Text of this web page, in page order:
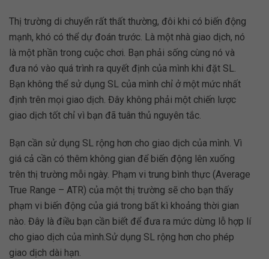
Thị trường di chuyển rất thất thường, đôi khi có biến động
mạnh, khó có thể dự đoán trước. Là một nhà giao dịch, nó
là một phần trong cuộc chơi. Bạn phải sống cùng nó và
đưa nó vào quá trình ra quyết định của mình khi đặt SL.
Bạn không thể sử dụng SL của mình chỉ ở một mức nhất
định trên mọi giao dịch. Đây không phải một chiến lược
giao dịch tốt chỉ vì bạn đã tuân thủ nguyên tắc.
Bạn cần sử dụng SL rộng hơn cho giao dịch của mình. Vì
giá cả cần có thêm không gian để biến động lên xuống
trên thị trường mỗi ngày. Phạm vi trung bình thực (Average
True Range – ATR) của một thị trường sẽ cho bạn thấy
phạm vi biến động của giá trong bất kì khoảng thời gian
nào. Đây là điều bạn cần biết để đưa ra mức dừng lỗ hợp lí
cho giao dịch của mình.Sử dụng SL rộng hơn cho phép
giao dịch dài hạn.